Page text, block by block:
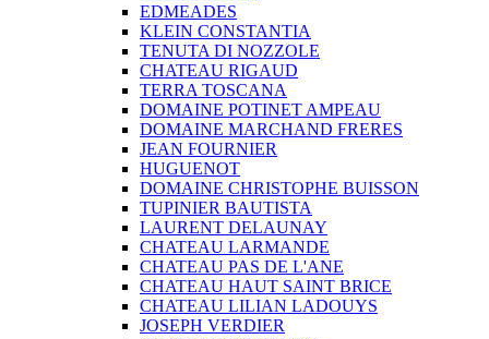
EDMEADES
KLEIN CONSTANTIA
TENUTA DI NOZZOLE
CHATEAU RIGAUD
TERRA TOSCANA
DOMAINE POTINET AMPEAU
DOMAINE MARCHAND FRERES
JEAN FOURNIER
HUGUENOT
DOMAINE CHRISTOPHE BUISSON
TUPINIER BAUTISTA
LAURENT DELAUNAY
CHATEAU LARMANDE
CHATEAU PAS DE L'ANE
CHATEAU HAUT SAINT BRICE
CHATEAU LILIAN LADOUYS
JOSEPH VERDIER